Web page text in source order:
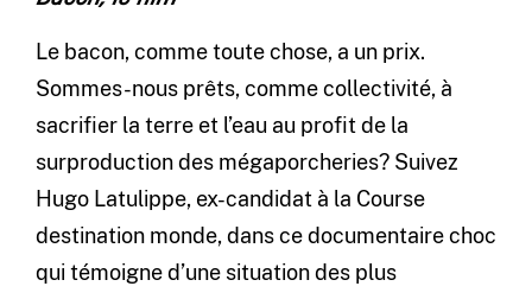
Le bacon, comme toute chose, a un prix.
Sommes-nous prêts, comme collectivité, à
sacrifier la terre et l’eau au profit de la
surproduction des mégaporcheries? Suivez
Hugo Latulippe, ex-candidat à la Course
destination monde, dans ce documentaire choc
qui témoigne d’une situation des plus